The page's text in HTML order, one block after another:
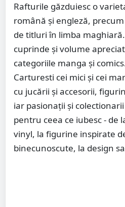
Rafturile găzduiesc o
română și engleză,
de titluri în limba
cuprinde și volume
categoriile manga și
Carturesti cei mici și cei
cu jucării și accesorii,
iar pasionații și
pentru ceea ce iubesc - de
vinyl, la figurine inspirate
binecunoscute, la design